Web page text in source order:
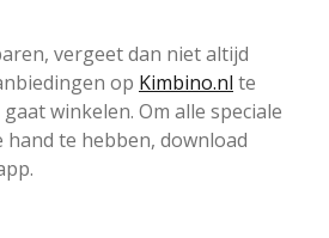
vergeet dan niet altijd
op Kimbino.nl te
winkelen. Om alle speciale
te hebben, download